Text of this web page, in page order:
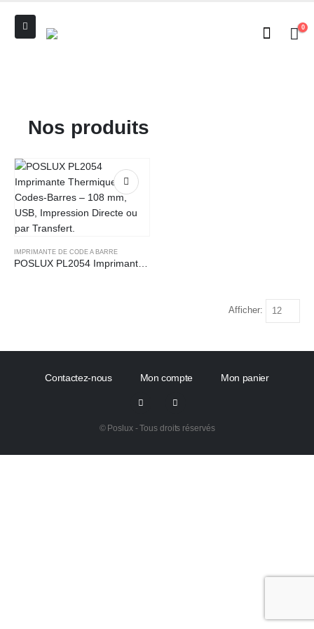
0
Nos produits
IMPRIMANTE DE CODE A BARRE
Afficher:
Contactez-nous Mon compte Mon panier
© Poslux - Tous droits réservés